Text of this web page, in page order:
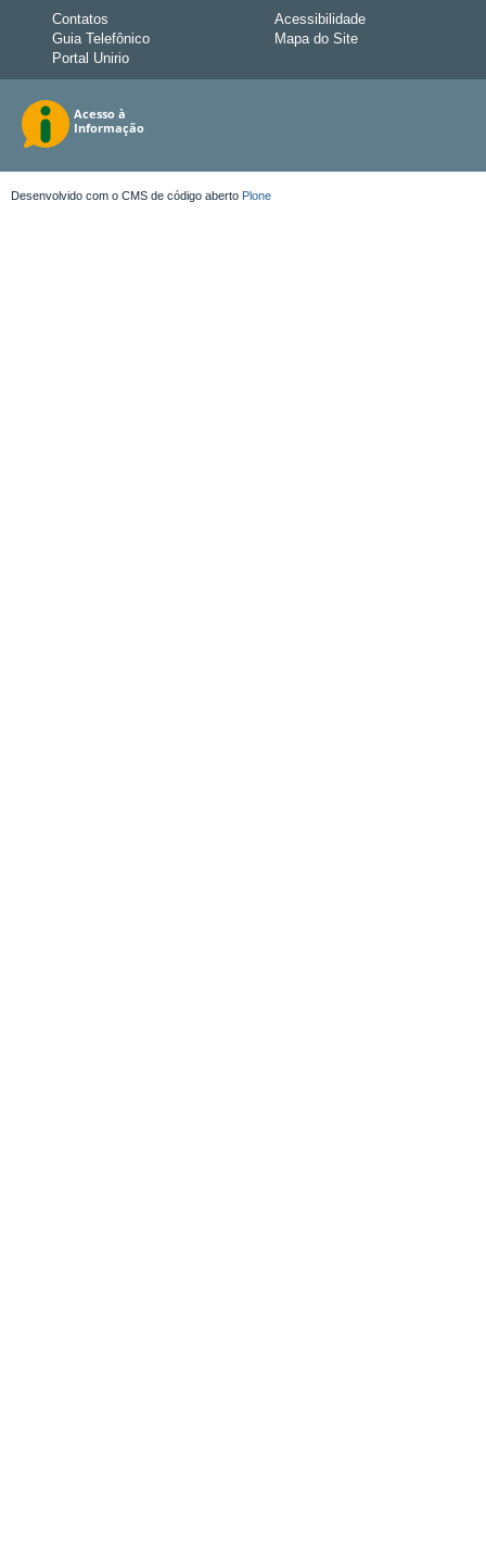
Contatos
Guia Telefônico
Portal Unirio
Acessibilidade
Mapa do Site
Desenvolvido com o CMS de código aberto Plone